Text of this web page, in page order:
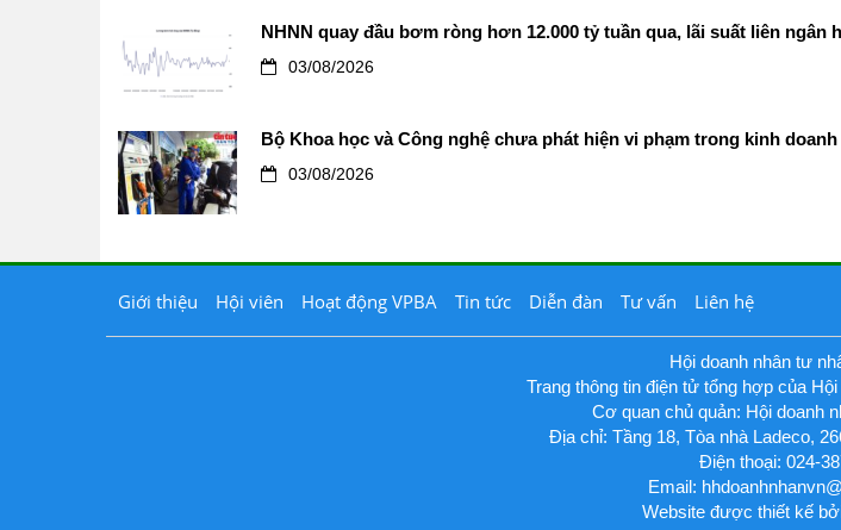
NHNN quay đầu bơm ròng hơn 12.000 tỷ tuần qua, lãi suất liên ngân
03/08/2026
Bộ Khoa học và Công nghệ chưa phát hiện vi phạm trong kinh doanh
03/08/2026
Giới thiệu Hội viên Hoạt động VPBA Tin tức Diễn đàn Tư vấn Liên hệ
Hội doanh nhân tư
Trang thông tin điện tử tổng hợp của
Cơ quan chủ quản: Hội doanh
Địa chỉ: Tầng 18, Tòa nhà Ladeco,
Điện thoại: 024-
Email:
Website được thiết kế